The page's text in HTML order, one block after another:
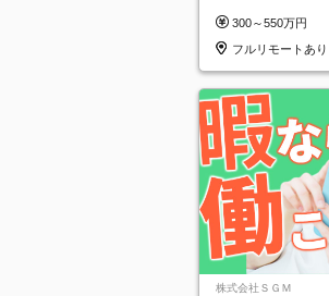
300～550万円
フルリモートあり
株式会社ＳＧＭ